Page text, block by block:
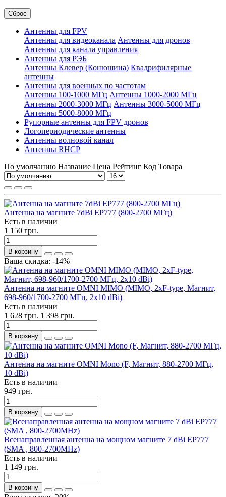
Сброс
Антенны для FPV
Антенны для видеоканала Антенны для дронов
Антенны для канала управления
Антенны для РЭБ
Антенны Клевер (Конюшина) Квадрифилярные
антенны
Антенны для военных по частотам
Антенны 100-1000 МГц Антенны 1000-2000 МГц
Антенны 2000-3000 МГц Антенны 3000-5000 МГц
Антенны 5000-8000 МГц
Рупорные антенны для FPV дронов
Логопериодические антенны
Антенны волновой канал
Антенны RHCP
По умолчанию Название Цена Рейтинг Код Товара
Антенна на магните 7dBi ЕР777 (800-2700 МГц)
Есть в наличии
1 150 грн.
В корзину
Ваша скидка: -14%
Антенна на магните OMNI MIMO (MIMO, 2хF-type, Магнит,
698-960/1700-2700 МГц, 2х10 dBi)
Есть в наличии
1 628 грн. 1 398 грн.
В корзину
Антенна на магните OMNI Mono (F, Магнит, 880-2700 МГц,
10 dBi)
Есть в наличии
949 грн.
В корзину
Всенаправленная антенна на мощном магните 7 dBi EP777
(SMA , 800-2700MHz)
Есть в наличии
1 149 грн.
В корзину